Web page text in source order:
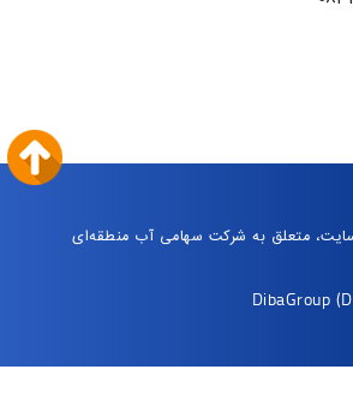
متعلق به شرکت سهامی آب منطقه‌ای
DibaGroup